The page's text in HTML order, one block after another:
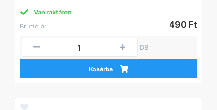
Van raktáron
Bruttó ár:
490 Ft
DB
Kosárba